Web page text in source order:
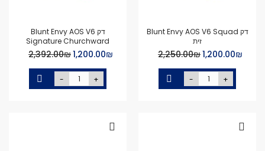
דק Blunt Envy AOS V6 Squad
זית
Special
₪‏1,200.00
₪‏2,250.00
- +
דק Blunt Envy AOS V6
Signature Churchward
Special
₪‏1,200.00
₪‏2,392.00
- +